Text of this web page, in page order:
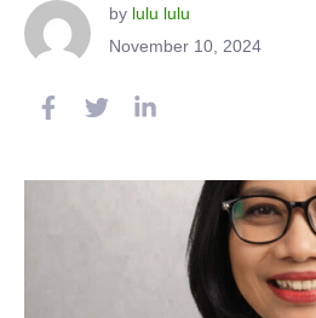
by lulu lulu
November 10, 2024